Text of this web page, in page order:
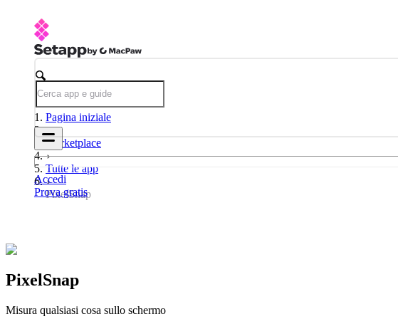
Accedi
Prova gratis
Pagina iniziale
Marketplace
Tutte le app
PixelSnap
PixelSnap
Misura qualsiasi cosa sullo schermo